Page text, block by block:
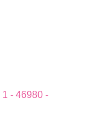
- 46980 -